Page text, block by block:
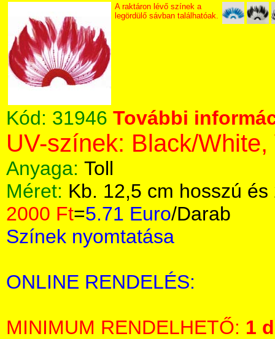
A raktáron lévő színek a
legördülő sávban találhatóak.
Kód: 31946 További
UV-színek: Black/White,
Anyaga: Toll
Méret: Kb. 12,5 cm hosszú
2000 Ft=5.71 Euro/Darab
Színek nyomtatása
ONLINE RENDELÉS:
MINIMUM RENDELHETŐ: 1